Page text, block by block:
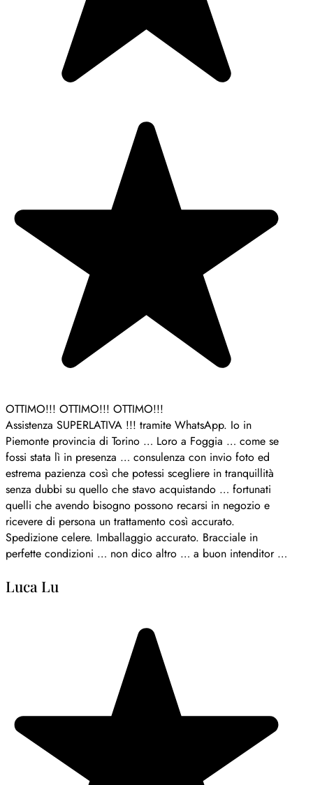
OTTIMO!!! OTTIMO!!! OTTIMO!!!
Assistenza SUPERLATIVA !!! tramite WhatsApp. Io in
Piemonte provincia di Torino … Loro a Foggia … come se
fossi stata lì in presenza … consulenza con invio foto ed
estrema pazienza così che potessi scegliere in tranquillità
senza dubbi su quello che stavo acquistando … fortunati
quelli che avendo bisogno possono recarsi in negozio e
ricevere di persona un trattamento così accurato.
Spedizione celere. Imballaggio accurato. Bracciale in
perfette condizioni … non dico altro … a buon intenditor …
Luca Lu